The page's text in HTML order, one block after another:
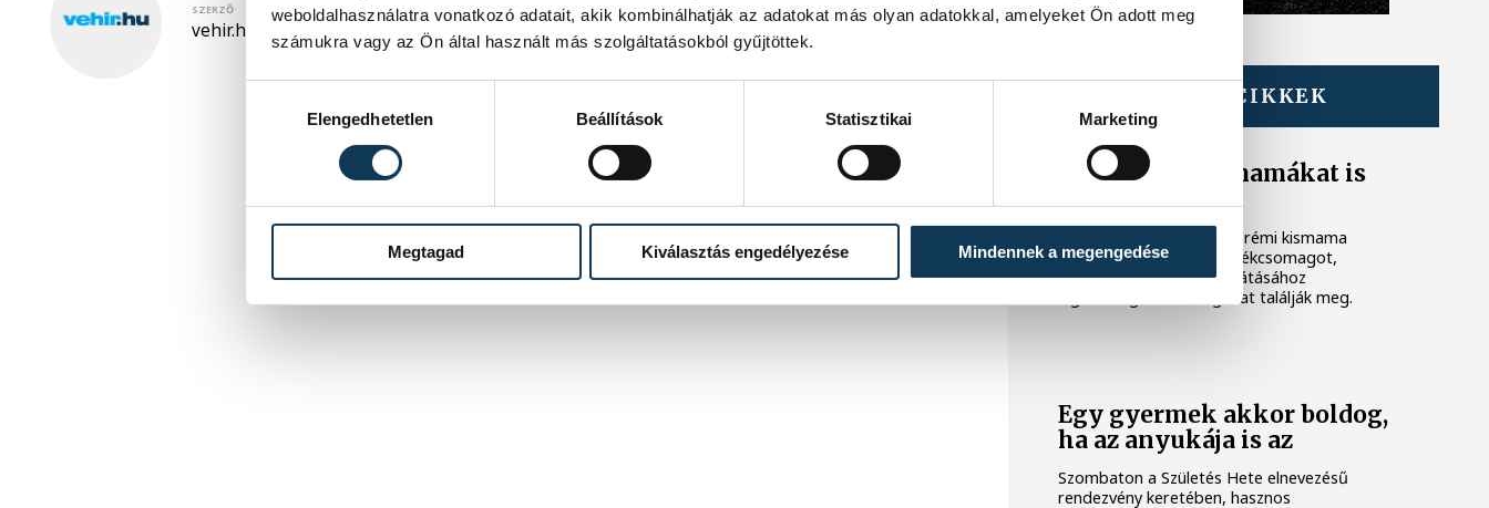
weboldalhasználatra vonatkozó adatait, akik kombinálhatják az adatokat más olyan adatokkal, amelyeket Ön adott meg
számukra vagy az Ön által használt más szolgáltatásokból gyűjtöttek.
Elengedhetetlen
Beállítások Statisztikai Marketing
Megtagad Kiválasztás engedélyezése Mindennek a megengedése
SZERZŐ
vehir.hu
TOVÁBBI CIKKEK
Veszprémi kismamákat is
támogattak
Három egyedülálló veszprémi kismama
vehet át életkezdő ajándékcsomagot,
amiben az újszülöttek ellátásához
legszükségesebb dolgokat találják meg.
Egy gyermek akkor boldog,
ha az anyukája is az
Szombaton a Születés Hete elnevezésű
rendezvény keretében, hasznos